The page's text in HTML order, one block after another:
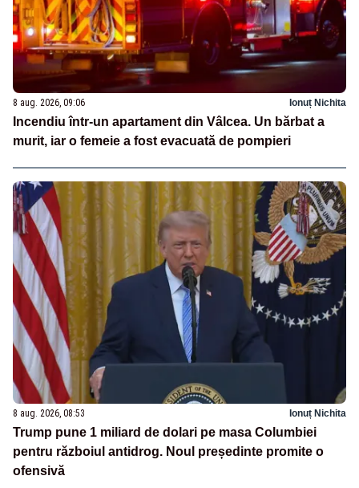
8 aug. 2026, 09:06 Ionuț Nichita
Incendiu într-un apartament din Vâlcea. Un bărbat a
murit, iar o femeie a fost evacuată de pompieri
8 aug. 2026, 08:53 Ionuț Nichita
Trump pune 1 miliard de dolari pe masa Columbiei
pentru războiul antidrog. Noul președinte promite o
ofensivă